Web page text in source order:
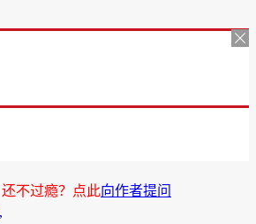
不过瘾？点此向作者提问